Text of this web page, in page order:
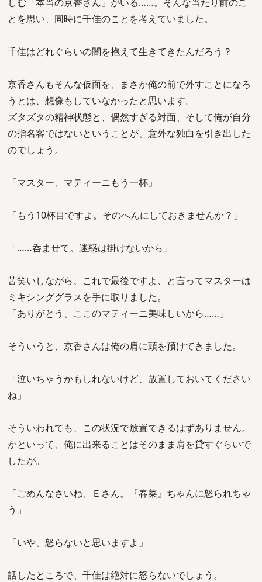
とを思い、同時に千佳のことを考えていました。
千佳はどれぐらいの闇を抱えて生きてきたんだろう？
京香さんもそんな仮面を、まさか俺の前で外すことになろ
うとは、想像もしていなかったと思います。
ズタズタの精神状態と、偶然すぎる対面、そして俺が自分
の指名客ではないということが、意外な独白を引き出した
のでしょう。
「マスター、マティーニもう一杯」
「もう10杯目ですよ。そのへんにしておきませんか？」
「……呑ませて。迷惑は掛けないから」
苦笑いしながら、これで最後ですよ、と言ってマスターは
ミキシンググラスを手に取りました。
「ありがとう、ここのマティーニ美味しいから……」
そういうと、京香さんは俺の肩に頭を預けてきました。
「泣いちゃうかもしれないけど、放置しておいてください
ね」
そういわれても、この状況で放置できるはずありません。
かといって、俺に出来ることはそのまま肩を貸すぐらいで
したが。
「ごめんなさいね、Ｅさん。『春菜』ちゃんに怒られちゃ
う」
「いや、怒らないと思いますよ」
話したところで、千佳は絶対に怒らないでしょう。